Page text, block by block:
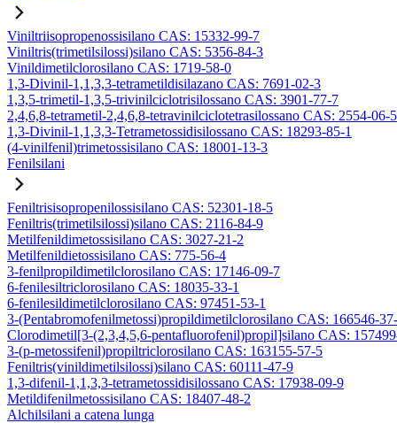
Viniltriisopropenossisilano CAS: 15332-99-7
Viniltris(trimetilsilossi)silano CAS: 5356-84-3
Vinildimetilclorosilano CAS: 1719-58-0
1,3-Divinil-1,1,3,3-tetrametildisilazano CAS: 7691-02-3
1,3,5-trimetil-1,3,5-trivinilciclotrisilossano CAS: 3901-77-7
2,4,6,8-tetrametil-2,4,6,8-tetravinilciclotetrasilossano CAS: 2554-06-5
1,3-Divinil-1,1,3,3-Tetrametossidisilossano CAS: 18293-85-1
(4-vinilfenil)trimetossisilano CAS: 18001-13-3
Fenilsilani
Feniltrisisopropenilossisilano CAS: 52301-18-5
Feniltris(trimetilsilossi)silano CAS: 2116-84-9
Metilfenildimetossisilano CAS: 3027-21-2
Metilfenildietossisilano CAS: 775-56-4
3-fenilpropildimetilclorosilano CAS: 17146-09-7
6-fenilesiltriclorosilano CAS: 18035-33-1
6-fenilesildimetilclorosilano CAS: 97451-53-1
3-(Pentabromofenilmetossi)propildimetilclorosilano CAS: 166546-
Clorodimetil[3-(2,3,4,5,6-pentafluorofenil)propil]silano CAS:
3-(p-metossifenil)propiltriclorosilano CAS: 163155-57-5
Feniltris(vinildimetilsilossi)silano CAS: 60111-47-9
1,3-difenil-1,1,3,3-tetrametossidisilossano CAS: 17938-09-9
Metildifenilmetossisilano CAS: 18407-48-2
Alchilsilani a catena lunga